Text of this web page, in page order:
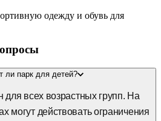
одежду и обувь для
ли парк для детей?
всех возрастных групп. На
могут действовать ограничения